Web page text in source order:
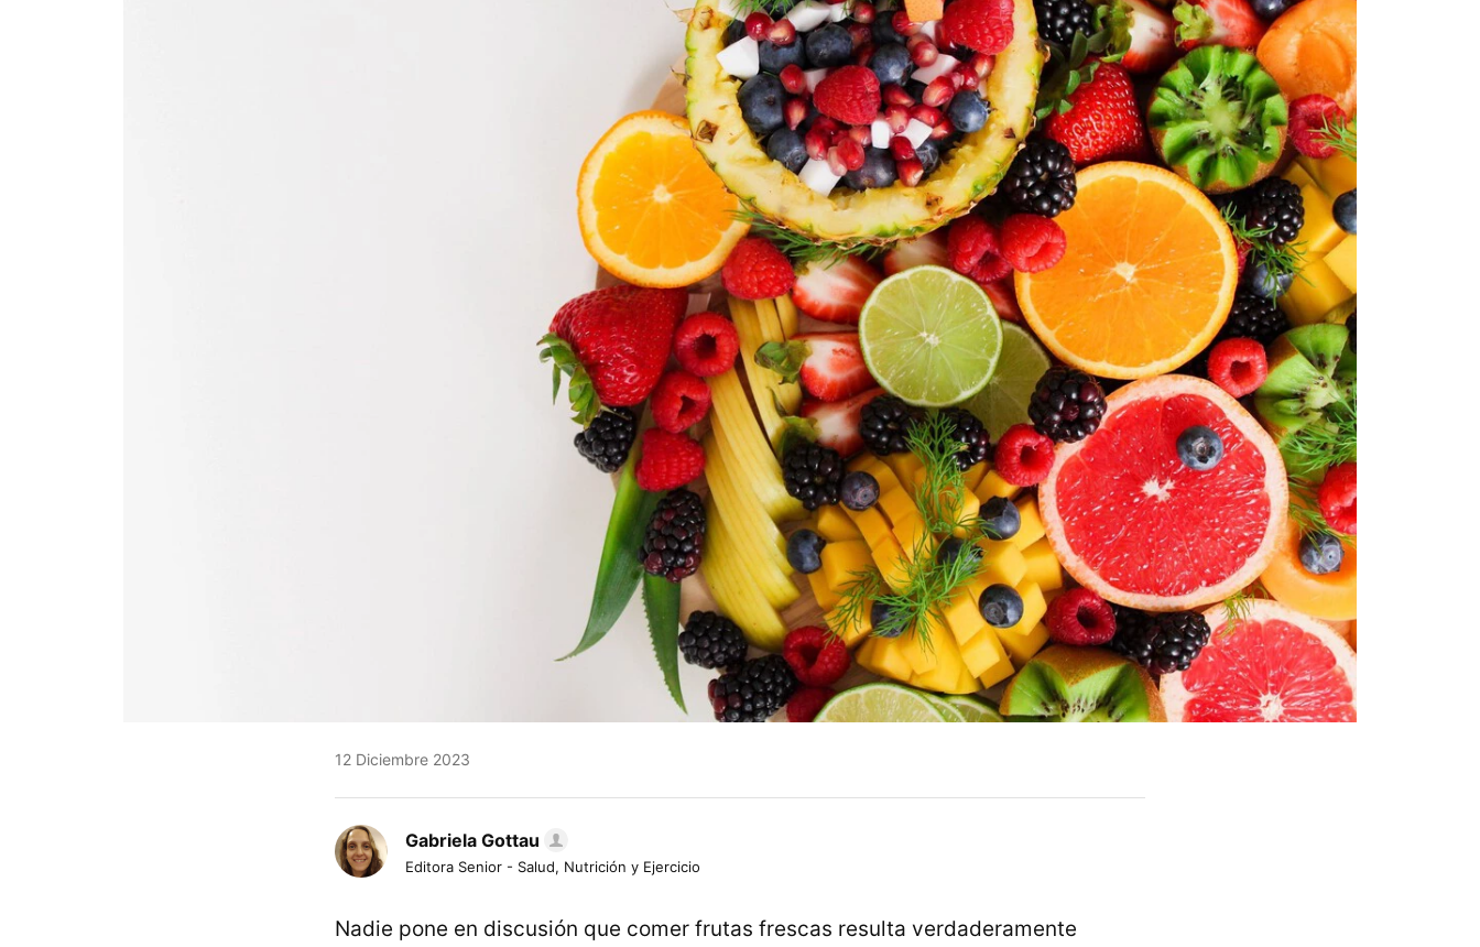
12 Diciembre 2023
Gabriela Gottau
Editora Senior - Salud, Nutrición y Ejercicio
Nadie pone en discusión que comer frutas frescas resulta verdaderamente